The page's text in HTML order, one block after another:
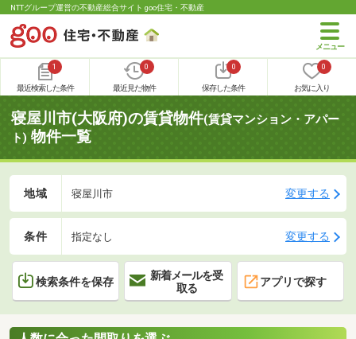
NTTグループ運営の不動産総合サイト goo住宅・不動産
1
最近検索した条件
0
最近見た物件
0
保存した条件
0
お気に入り
寝屋川市(大阪府)の賃貸物件(賃貸マンション・アパー
ト) 物件一覧
地域 寝屋川市 変更する
条件 指定なし 変更する
検索条件を保存
新着メールを受
取る
アプリで探す